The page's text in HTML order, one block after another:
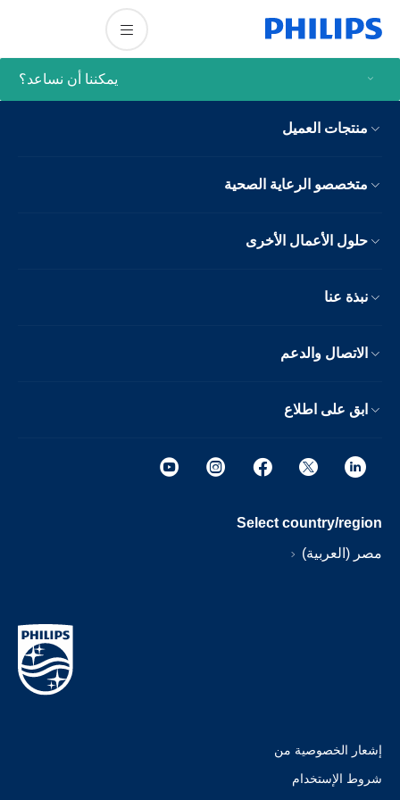
يمكننا أن نساعد؟
منتجات العميل
متخصصو الرعاية الصحية
حلول الأعمال الأخرى
نبذة عنا
الاتصال والدعم
ابق على اطلاع
Select country/region
مصر (العربية)
إشعار الخصوصية من
شروط الإستخدام